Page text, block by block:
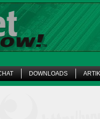
DOWNLOADS